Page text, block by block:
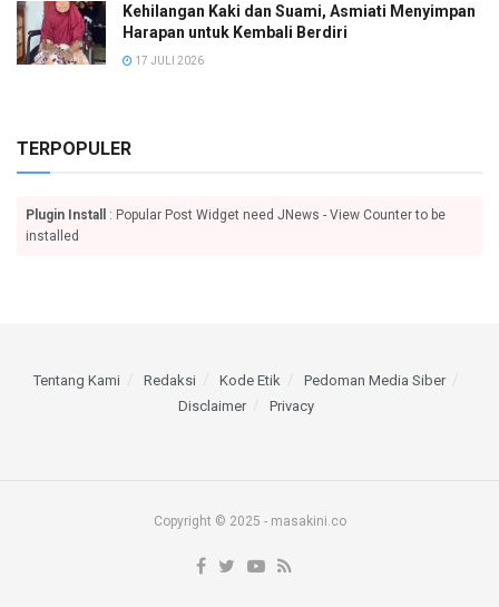
Kehilangan Kaki dan Suami, Asmiati Menyimpan
Harapan untuk Kembali Berdiri
17 JULI 2026
TERPOPULER
Plugin Install
: Popular Post Widget need JNews - View Counter to be
installed
Tentang Kami Redaksi Kode Etik
Pedoman Media Siber
Disclaimer
Privacy
Copyright © 2025 - masakini.co